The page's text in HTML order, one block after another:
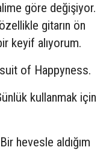
göre değişiyor.
gitarın ön
keyif alıyorum.
of Happyness.
kullanmak için
Bir hevesle aldığım